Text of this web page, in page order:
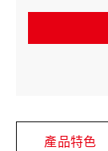
產品特色